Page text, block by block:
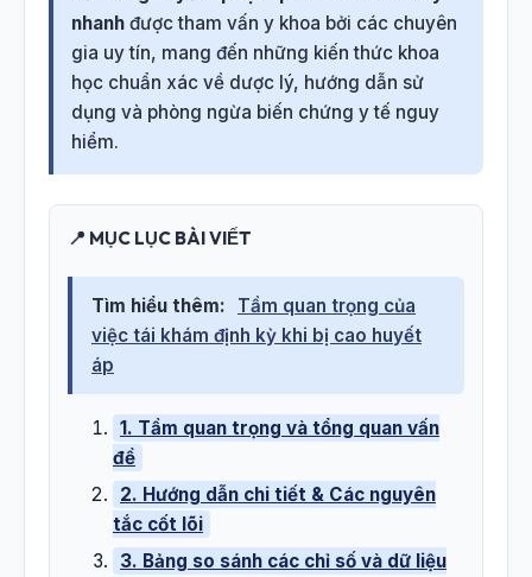
nhanh được tham vấn y khoa bởi các chuyên
gia uy tín, mang đến những kiến thức khoa
học chuẩn xác về dược lý, hướng dẫn sử
dụng và phòng ngừa biến chứng y tế nguy
hiểm.
📍 MỤC LỤC BÀI VIẾT
Tìm hiểu thêm:
Tầm quan trọng của
việc tái khám định kỳ khi bị cao huyết
áp
1. Tầm quan trọng và tổng quan vấn
đề
2. Hướng dẫn chi tiết & Các nguyên
tắc cốt lõi
3. Bảng so sánh các chỉ số và dữ liệu